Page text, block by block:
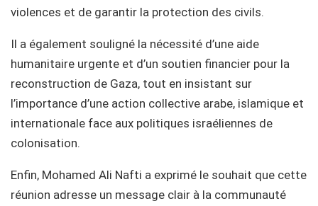
violences et de garantir la protection des civils.
Il a également souligné la nécessité d’une aide
humanitaire urgente et d’un soutien financier pour la
reconstruction de Gaza, tout en insistant sur
l’importance d’une action collective arabe, islamique et
internationale face aux politiques israéliennes de
colonisation.
Enfin, Mohamed Ali Nafti a exprimé le souhait que cette
réunion adresse un message clair à la communauté